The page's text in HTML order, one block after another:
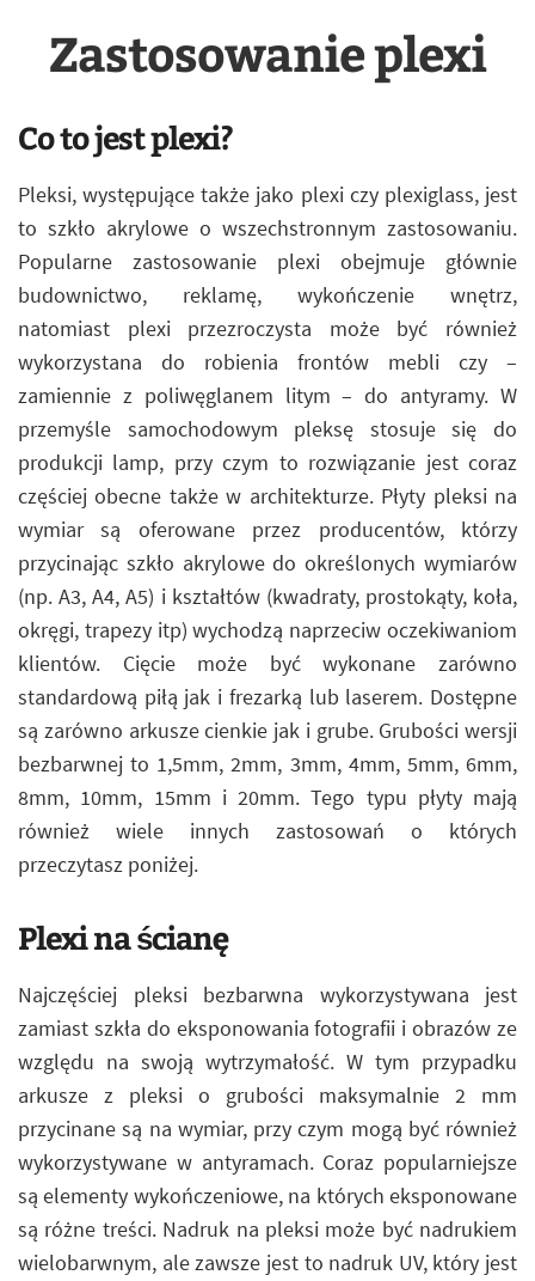
Zastosowanie plexi
Co to jest plexi?
Pleksi, występujące także jako plexi czy plexiglass, jest
to szkło akrylowe o wszechstronnym zastosowaniu.
Popularne zastosowanie plexi obejmuje głównie
budownictwo, reklamę, wykończenie wnętrz,
natomiast plexi przezroczysta może być również
wykorzystana do robienia frontów mebli czy –
zamiennie z poliwęglanem litym – do antyramy. W
przemyśle samochodowym pleksę stosuje się do
produkcji lamp, przy czym to rozwiązanie jest coraz
częściej obecne także w architekturze. Płyty pleksi na
wymiar są oferowane przez producentów, którzy
przycinając szkło akrylowe do określonych wymiarów
(np. A3, A4, A5) i kształtów (kwadraty, prostokąty, koła,
okręgi, trapezy itp) wychodzą naprzeciw oczekiwaniom
klientów. Cięcie może być wykonane zarówno
standardową piłą jak i frezarką lub laserem. Dostępne
są zarówno arkusze cienkie jak i grube. Grubości wersji
bezbarwnej to 1,5mm, 2mm, 3mm, 4mm, 5mm, 6mm,
8mm, 10mm, 15mm i 20mm. Tego typu płyty mają
również wiele innych zastosowań o których
przeczytasz poniżej.
Plexi na ścianę
Najczęściej pleksi bezbarwna wykorzystywana jest
zamiast szkła do eksponowania fotografii i obrazów ze
względu na swoją wytrzymałość. W tym przypadku
arkusze z pleksi o grubości maksymalnie 2 mm
przycinane są na wymiar, przy czym mogą być również
wykorzystywane w antyramach. Coraz popularniejsze
są elementy wykończeniowe, na których eksponowane
są różne treści. Nadruk na pleksi może być nadrukiem
wielobarwnym, ale zawsze jest to nadruk UV, który jest